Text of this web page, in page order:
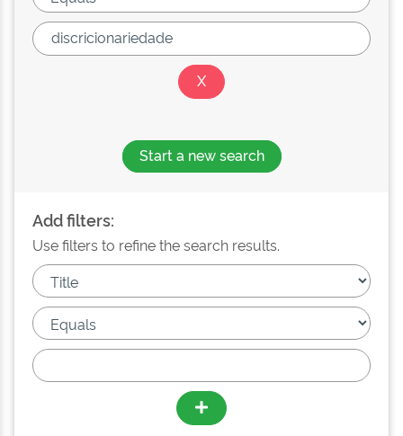
Start a new search
Add filters:
Use filters to refine the search results.